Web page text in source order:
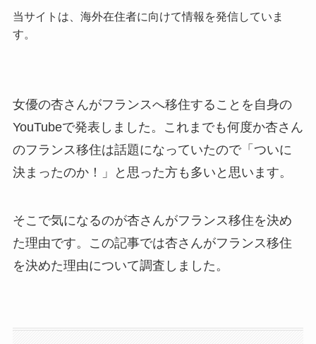
当サイトは、海外在住者に向けて情報を発信していま
す。
女優の杏さんがフランスへ移住することを自身の
YouTubeで発表しました。これまでも何度か杏さん
のフランス移住は話題になっていたので「ついに
決まったのか！」と思った方も多いと思います。
そこで気になるのが杏さんがフランス移住を決め
た理由です。この記事では杏さんがフランス移住
を決めた理由について調査しました。